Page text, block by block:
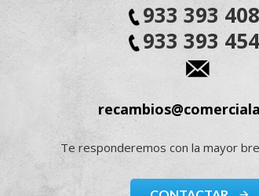
933 393 408
933 393 454
Te responderemos con la mayor